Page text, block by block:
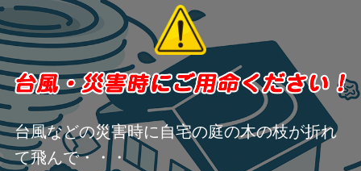
台風などの災害時に自宅の庭の木の枝が折れ
て飛んで・・・